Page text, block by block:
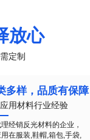
放心
定制
多样，品质有保障
用材料行业经验
经销反光材料的企业，
在服装,鞋帽,箱包,手袋,